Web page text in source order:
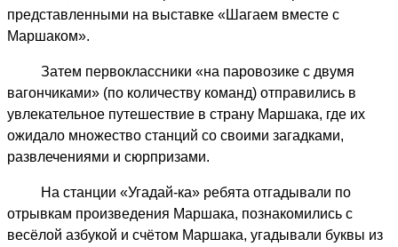
представленными на выставке «Шагаем вместе с
Маршаком».
Затем первоклассники «на паровозике с двумя
вагончиками» (по количеству команд) отправились в
увлекательное путешествие в страну Маршака, где их
ожидало множество станций со своими загадками,
развлечениями и сюрпризами.
На станции «Угадай-ка» ребята отгадывали по
отрывкам произведения Маршака, познакомились с
весёлой азбукой и счётом Маршака, угадывали буквы из
прошел
чтения
«Шагаем
вместе
Маршаком».
Присутствовало
15
детей